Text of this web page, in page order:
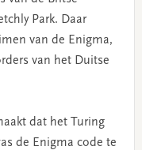
Park. Daar
van de Enigma,
van het Duitse
dat het Turing
de Enigma code te